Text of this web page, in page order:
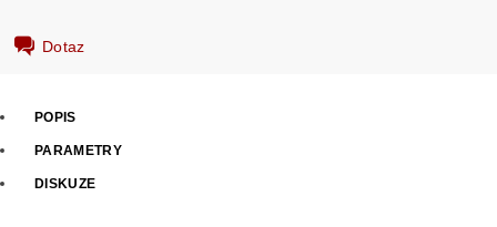
Dotaz
POPIS
PARAMETRY
DISKUZE